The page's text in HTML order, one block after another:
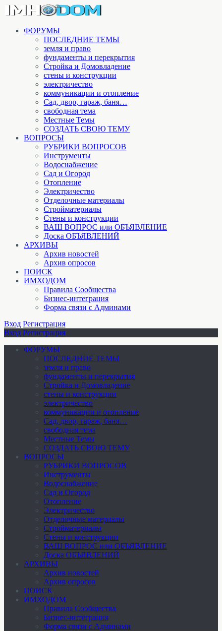
ФОРУМЫ
ПОСЛЕДНИЕ ТЕМЫ
земля и право
фундаменты и перекрытия
Стройка и Домовладение
стены и конструкции
электричество
коммуникации и отопление
Cад, двор, гараж, баня…
свободная тема
Местные Темы
СОЗДАТЬ СВОЮ ТЕМУ
ВОПРОСЫ
РУБРИКИ ВОПРОСОВ
Инструменты
Водоснабжение
Сад и Огород
Отопление
Электричество
Отделочные материалы
Стройматериалы
Стены и конструкции
ВАШ ВОПРОС или ОБЪЯВЛЕНИЕ
Доска ОБЪЯВЛЕНИЙ
АРХИВЫ
Архив новостей
Архив опросов
ПОИСК
ИМХОДОМ
Правила Сообщества
Бизнес-интеграция
Форма связи с Админами
Вход Регистрация
Вход Регистрация
ФОРУМЫ
ПОСЛЕДНИЕ ТЕМЫ
земля и право
фундаменты и перекрытия
Стройка и Домовладение
стены и конструкции
электричество
коммуникации и отопление
Cад, двор, гараж, баня…
свободная тема
Местные Темы
СОЗДАТЬ СВОЮ ТЕМУ
ВОПРОСЫ
РУБРИКИ ВОПРОСОВ
Инструменты
Водоснабжение
Сад и Огород
Отопление
Электричество
Отделочные материалы
Стройматериалы
Стены и конструкции
ВАШ ВОПРОС или ОБЪЯВЛЕНИЕ
Доска ОБЪЯВЛЕНИЙ
АРХИВЫ
Архив новостей
Архив опросов
ПОИСК
ИМХОДОМ
Правила Сообщества
Бизнес-интеграция
Форма связи с Админами